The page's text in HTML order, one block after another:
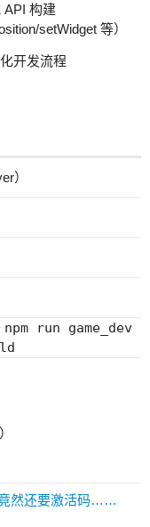
API 构建
setWidget 等）
开发流程
）
npm run game_dev
然还要激活码……